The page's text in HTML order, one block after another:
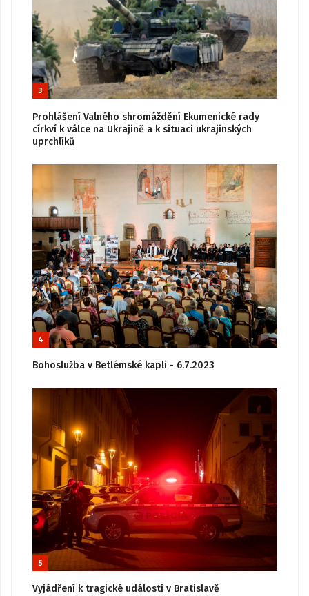
3
Prohlášení Valného shromáždění Ekumenické rady
církví k válce na Ukrajině a k situaci ukrajinských
uprchlíků
4
Bohoslužba v Betlémské kapli - 6.7.2023
5
Vyjádření k tragické události v Bratislavě